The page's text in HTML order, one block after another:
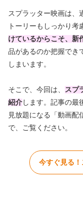
スプラッター映画は、
トーリーもしっかり考
けているからこそ、 新
品があるのか把握でき
しまいます。
そこで、今回は、 スプ
紹介 します。記事の最
見放題になる「動画配
で、ご覧ください。
今すぐ見る